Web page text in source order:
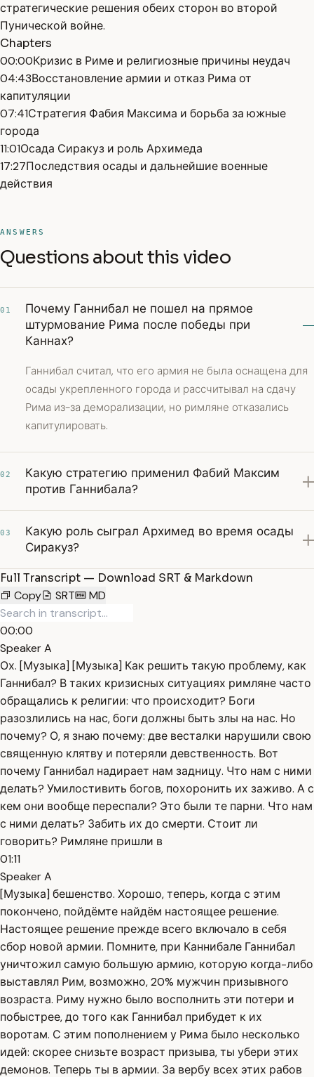
стратегические решения обеих сторон во второй
Пунической войне.
Chapters
00:00Кризис в Риме и религиозные причины неудач
04:43Восстановление армии и отказ Рима от
капитуляции
07:41Стратегия Фабия Максима и борьба за южные
города
11:01Осада Сиракуз и роль Архимеда
17:27Последствия осады и дальнейшие военные
действия
ANSWERS
Questions about this video
01
Почему Ганнибал не пошел на прямое
штурмование Рима после победы при
Каннах?
Ганнибал считал, что его армия не была оснащена для
осады укрепленного города и рассчитывал на сдачу
Рима из-за деморализации, но римляне отказались
капитулировать.
02
Какую стратегию применил Фабий Максим
против Ганнибала?
03
Какую роль сыграл Архимед во время осады
Сиракуз?
Full Transcript — Download SRT & Markdown
Copy
SRT MD
00:00
Speaker A
Ох. [Музыка] [Музыка] Как решить такую проблему, как
Ганнибал? В таких кризисных ситуациях римляне часто
обращались к религии: что происходит? Боги
разозлились на нас, боги должны быть злы на нас. Но
почему? О, я знаю почему: две весталки нарушили свою
священную клятву и потеряли девственность. Вот
почему Ганнибал надирает нам задницу. Что нам с ними
делать? Умилостивить богов, похоронить их заживо. А с
кем они вообще переспали? Это были те парни. Что нам
с ними делать? Забить их до смерти. Стоит ли
говорить? Римляне пришли в
01:11
Speaker A
[Музыка] бешенство. Хорошо, теперь, когда с этим
покончено, пойдёмте найдём настоящее решение.
Настоящее решение прежде всего включало в себя
сбор новой армии. Помните, при Каннибале Ганнибал
уничтожил самую большую армию, которую когда-либо
выставлял Рим, возможно, 20% мужчин призывного
возраста. Риму нужно было восполнить эти потери и
побыстрее, до того как Ганнибал прибудет к их
воротам. С этим пополнением у Рима было несколько
идей: скорее снизьте возраст призыва, ты убери этих
демонов. Теперь ты в армии. За вербу всех этих рабов